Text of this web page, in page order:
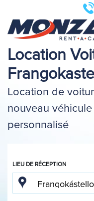
Location
Location de
nouveau
personnalisé
LIEU DE RÉCEPTION